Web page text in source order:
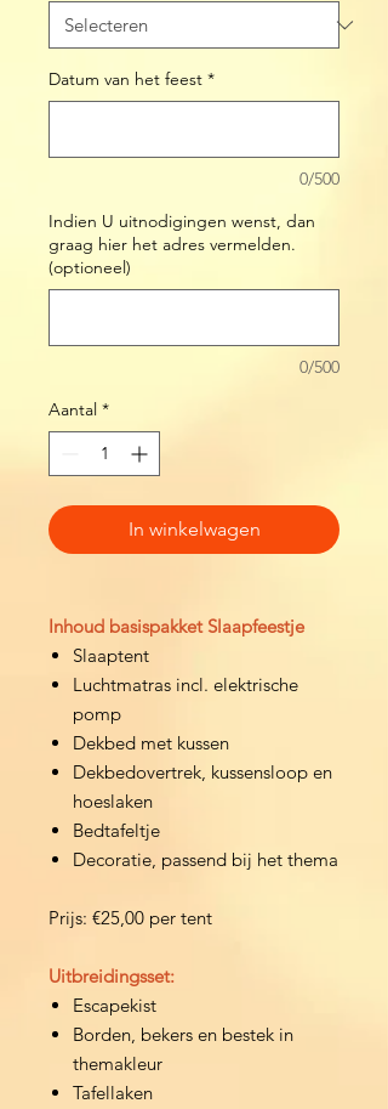
Datum van het feest *
0/500
Indien U uitnodigingen wenst, dan
graag hier het adres vermelden.
(optioneel)
0/500
Aantal *
In winkelwagen
Inhoud basispakket Slaapfeestje
​Slaaptent
Luchtmatras incl. elektrische
pomp
Dekbed met kussen
Dekbedovertrek, kussensloop en
hoeslaken
Bedtafeltje
Decoratie, passend bij het thema
Prijs: €25,00 per tent
Uitbreidingsset:
Escapekist
Borden, bekers en bestek in
themakleur
Tafellaken